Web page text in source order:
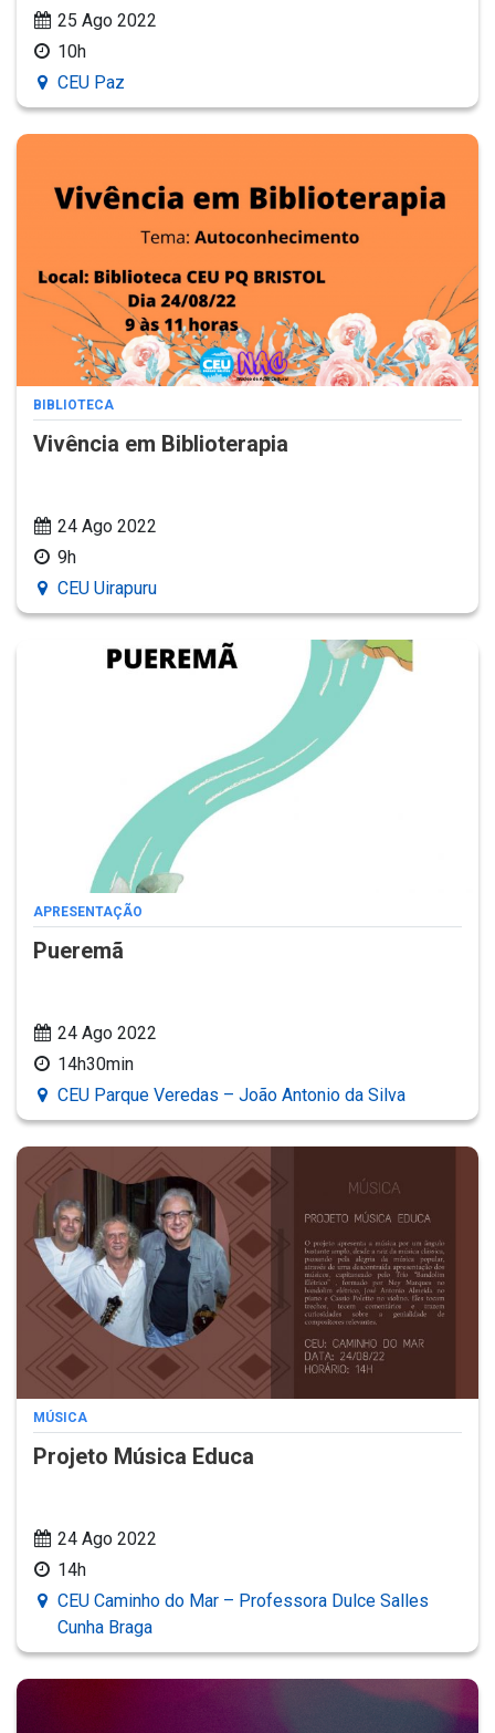
25 Ago 2022
10h
CEU Paz
BIBLIOTECA
Vivência em Biblioterapia
24 Ago 2022
9h
CEU Uirapuru
APRESENTAÇÃO
Pueremã
24 Ago 2022
14h30min
CEU Parque Veredas – João Antonio da Silva
MÚSICA
Projeto Música Educa
24 Ago 2022
14h
CEU Caminho do Mar – Professora Dulce Salles
Cunha Braga